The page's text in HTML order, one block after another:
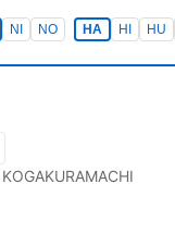
NI NO HA HI HU
KOGAKURAMACHI